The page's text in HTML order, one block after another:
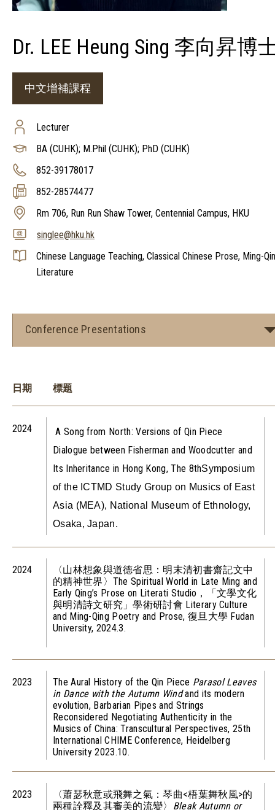
Dr. LEE Heung Sing 李向昇博
中文增補課程
Lecturer
BA (CUHK); M.Phil (CUHK); PhD (CUHK)
852-39178017
852-28574477
Rm 706, Run Run Shaw Tower, Centennial Campus, HKU
singlee@hku.hk
Chinese Language Teaching, Classical Chinese Prose, Ming-
Literature
Conference Presentations
日期 標題
2024
A Song from North: Versions of Qin Piece
Dialogue between Fisherman and Woodcutter and
Its Inheritance in Hong Kong, The 8thSymposium
of the ICTMD Study Group on Musics of East
Asia (MEA), National Museum of Ethnology,
Osaka, Japan.
2024
〈山林想象與道德省思：明末清初書齋記文中
的精神世界〉The Spiritual World in Late Ming and
Early Qing’s Prose on Literati Studio，「文學文化
與明清詩文研究」學術研討會 Literary Culture
and Ming-Qing Poetry and Prose, 復旦大學 Fudan
University, 2024.3.
2023 The Aural History of the Qin Piece Parasol Leaves
in Dance with the Autumn Windand its modern
evolution, Barbarian Pipes and Strings
Reconsidered Negotiating Authenticity in the
Musics of China: Transcultural Perspectives, 25th
International CHIME Conference, Heidelberg
University 2023.10.
2023
〈蕭瑟秋意或飛舞之氣：琴曲<梧葉舞秋風>的
兩種詮釋及其審美的流變〉 Bleak Autumn or